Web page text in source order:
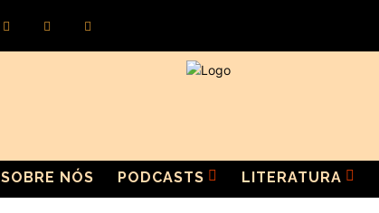
SOBRE NÓS PODCASTS LITERATURA